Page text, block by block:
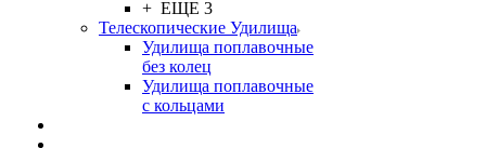
+ ЕЩЕ 3
Телескопические Удилища
Удилища поплавочные
без колец
Удилища поплавочные
с кольцами